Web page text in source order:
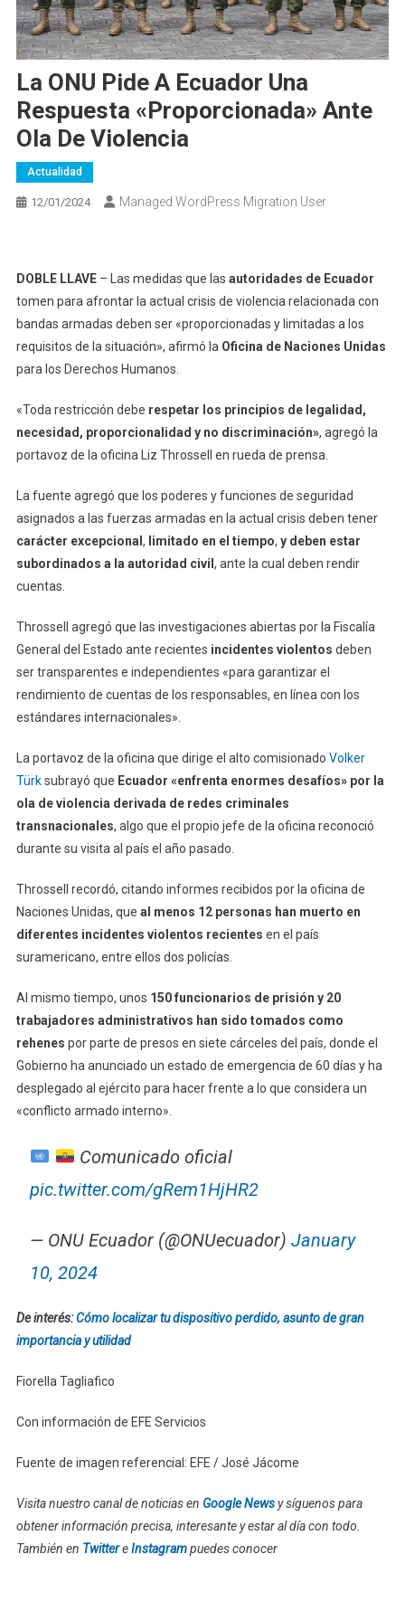
La ONU Pide A Ecuador Una
Respuesta «proporcionada» Ante
Ola De Violencia
Actualidad
12/01/2024 Managed WordPress Migration User
DOBLE LLAVE– Las medidas que las autoridades de Ecuador
tomen para afrontar la actual crisis de violencia relacionada con
bandas armadas deben ser «proporcionadas y limitadas a los
requisitos de la situación», afirmó la Oficina de Naciones Unidas
para los Derechos Humanos.
«Toda restricción debe respetar los principios de legalidad,
necesidad, proporcionalidad y no discriminación», agregó la
portavoz de la oficina Liz Throssell en rueda de prensa.
La fuente agregó que los poderes y funciones de seguridad
asignados a las fuerzas armadas en la actual crisis deben tener
carácter excepcional , limitado en el tiempo, y deben estar
subordinados a la autoridad civil , ante la cual deben rendir
cuentas.
Throssell agregó que las investigaciones abiertas por la Fiscalía
General del Estado ante recientes incidentes violentos deben
ser transparentes e independientes «para garantizar el
rendimiento de cuentas de los responsables, en línea con los
estándares internacionales».
La portavoz de la oficina que dirige el alto comisionado Volker
Türksubrayó que Ecuador «enfrenta enormes desafíos» por la
ola de violencia derivada de redes criminales
transnacionales, algo que el propio jefe de la oficina reconoció
durante su visita al país el año pasado.
Throssell recordó, citando informes recibidos por la oficina de
Naciones Unidas, que al menos 12 personas han muerto en
diferentes incidentes violentos recientes en el país
suramericano, entre ellos dos policías.
Al mismo tiempo, unos 150 funcionarios de prisión y 20
trabajadores administrativos han sido tomados como
rehenes por parte de presos en siete cárceles del país, donde el
Gobierno ha anunciado un estado de emergencia de 60 días y ha
desplegado al ejército para hacer frente a lo que considera un
«conflicto armado interno».
Comunicado oficial
pic.twitter.com/gRem1HjHR2
— ONU Ecuador (@ONUecuador) January
10, 2024
De interés:Cómo localizar tu dispositivo perdido, asunto de gran
importancia y utilidad
Fiorella Tagliafico
Con información de EFE Servicios
Fuente de imagen referencial: EFE / José Jácome
Visita nuestro canal de noticias en Google Newsy síguenos para
obtener información precisa, interesante y estar al día con todo.
También en TwittereInstagrampuedes conocer